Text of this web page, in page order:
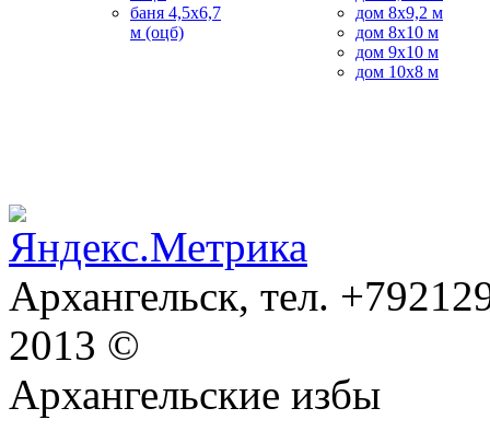
баня 4,5х6,7
м (оцб)
дом 8х9,2 м
дом 8x10 м
дом 9х10 м
дом 10х8 м
Архангельск, тел.
2013 ©
Архангельские избы